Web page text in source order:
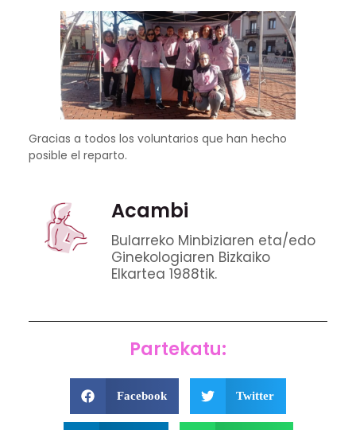
Gracias a todos los voluntarios que han hecho
posible el reparto.
Acambi
Bularreko Minbiziaren eta/edo
Ginekologiaren Bizkaiko
Elkartea 1988tik.
Partekatu:
Facebook Twitter